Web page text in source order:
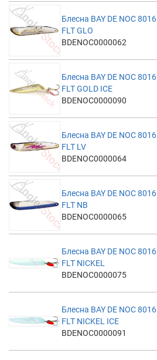
Блесна BAY DE NOC 8016
FLT GLO
BDENOC0000062
Блесна BAY DE NOC 8016
FLT GOLD ICE
BDENOC0000090
Блесна BAY DE NOC 8016
FLT LV
BDENOC0000064
Блесна BAY DE NOC 8016
FLT NB
BDENOC0000065
Блесна BAY DE NOC 8016
FLT NICKEL
BDENOC0000075
Блесна BAY DE NOC 8016
FLT NICKEL ICE
BDENOC0000091